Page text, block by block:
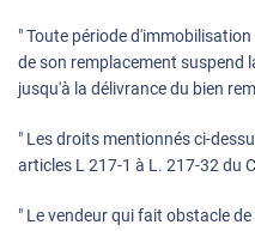
" Toute période
de son remplacement suspend
jusqu'à la délivrance du bien
" Les droits mentionnés ci-
articles L 217-1 à L. 217-32 du
" Le vendeur qui fait obstacle